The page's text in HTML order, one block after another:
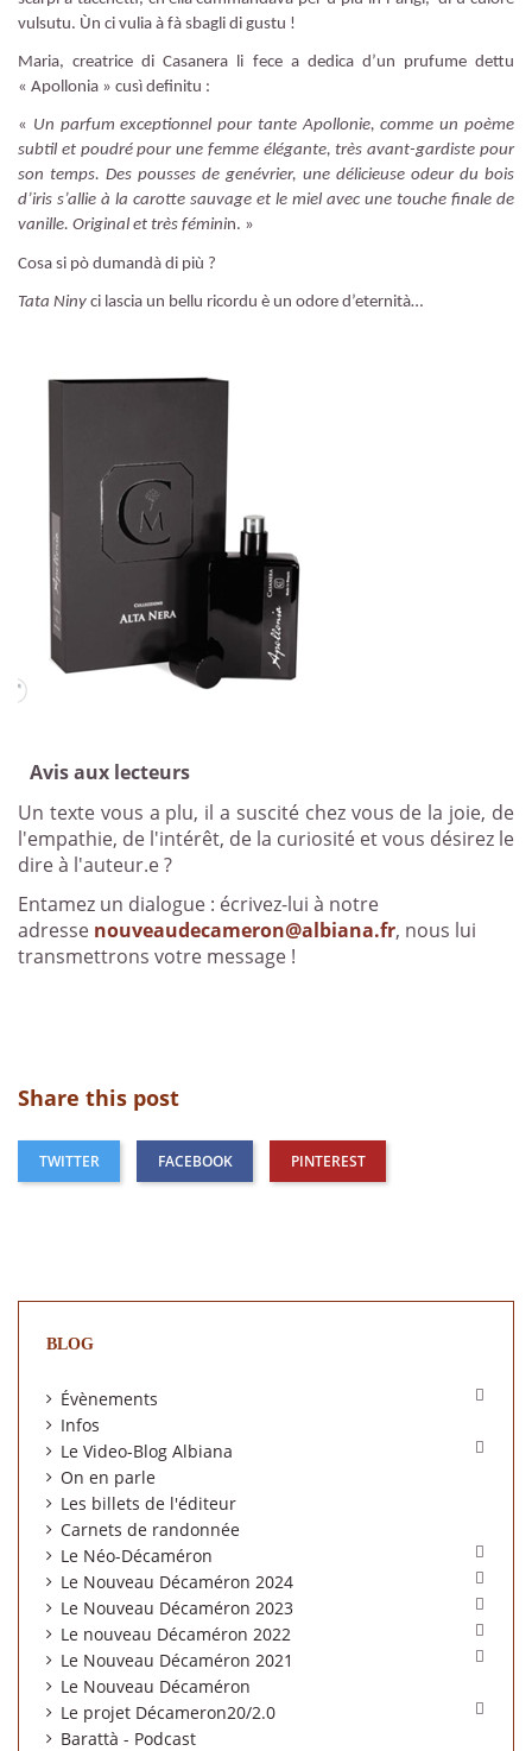
vulsutu. Ùn ci vulia à fà sbagli di gustu !
Maria, creatrice di Casanera li fece a dedica d’un prufume dettu
« Apollonia » cusì definitu :
« Un parfum exceptionnel pour tante Apollonie, comme un poème
subtil et poudré pour une femme élégante, très avant-gardiste pour
son temps. Des pousses de genévrier, une délicieuse odeur du bois
d’iris s’allie à la carotte sauvage et le miel avec une touche finale de
vanille. Original et très féminin. »
Cosa si pò dumandà di più ?
Tata Niny ci lascia un bellu ricordu è un odore d’eternità…
Avis aux lecteurs
Un texte vous a plu, il a suscité chez vous de la joie, de
l'empathie, de l'intérêt, de la curiosité et vous désirez le
dire à l'auteur.e ?
Entamez un dialogue : écrivez-lui à notre
adresse nouveaudecameron@albiana.fr, nous lui
transmettrons votre message !
Share this post
TWITTER FACEBOOK PINTEREST
BLOG
Évènements 
Infos
Le Video-Blog Albiana

On en parle
Les billets de l'éditeur
Carnets de randonnée
Le Néo-Décaméron

Le Nouveau Décaméron 2024 
Le Nouveau Décaméron 2023 
Le nouveau Décaméron 2022 
Le Nouveau Décaméron 2021 
Le Nouveau Décaméron
Le projet Décameron20/2.0

Barattà - Podcast